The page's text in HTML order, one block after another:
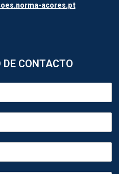
acores.pt
CONTACTO